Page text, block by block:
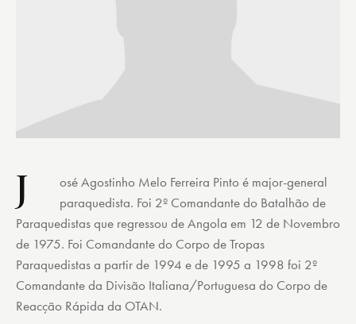
J
osé Agostinho Melo Ferreira Pinto é major-general
paraquedista. Foi 2º Comandante do Batalhão de
Paraquedistas que regressou de Angola em 12 de Novembro
de 1975. Foi Comandante do Corpo de Tropas
Paraquedistas a partir de 1994 e de 1995 a 1998 foi 2º
Comandante da Divisão Italiana/Portuguesa do Corpo de
Reacção Rápida da OTAN.